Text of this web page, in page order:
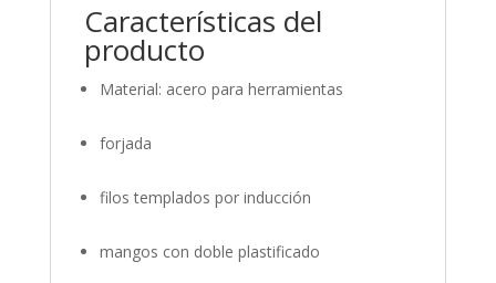
Características del
producto
Material: acero para herramientas
forjada
filos templados por inducción
mangos con doble plastificado